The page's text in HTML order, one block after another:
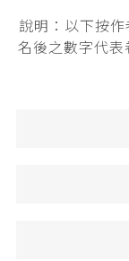
說明：以下按
名後之數字代